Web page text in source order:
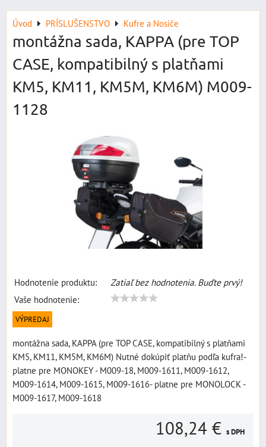
Úvod PRÍSLUŠENSTVO Kufre a Nosiče
montážna sada, KAPPA (pre TOP
CASE, kompatibilný s platňami
KM5, KM11, KM5M, KM6M) M009-
1128
Hodnotenie produktu:
Zatiaľ bez hodnotenia. Buďte prvý!
Vaše hodnotenie:
VÝPREDAJ
montážna sada, KAPPA (pre TOP CASE, kompatibilný s platňami
KM5, KM11, KM5M, KM6M) Nutné dokúpiť platňu podľa kufra!-
platne pre MONOKEY - M009-18, M009-1611, M009-1612,
M009-1614, M009-1615, M009-1616- platne pre MONOLOCK -
M009-1617, M009-1618
108,24 € s DPH